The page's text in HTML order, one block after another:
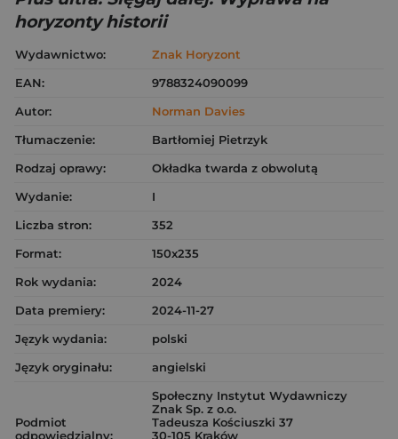
horyzonty historii
Wydawnictwo:
Znak Horyzont
EAN:
9788324090099
Autor:
Norman Davies
Tłumaczenie:
Bartłomiej Pietrzyk
Rodzaj oprawy:
Okładka twarda z obwolutą
Wydanie:
I
Liczba stron:
352
Format:
150x235
Rok wydania:
2024
Data premiery:
2024-11-27
Język wydania:
polski
Język oryginału:
angielski
Podmiot
odpowiedzialny:
Społeczny Instytut Wydawniczy
Znak Sp. z o.o.
Tadeusza Kościuszki 37
30-105 Kraków